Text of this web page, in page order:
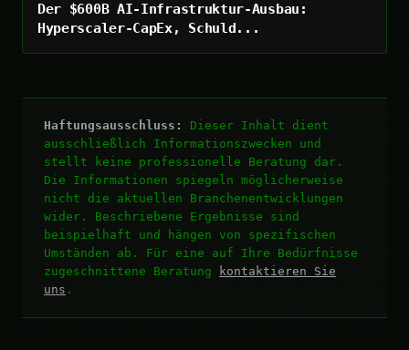
Der $600B AI-Infrastruktur-Ausbau:
Hyperscaler-CapEx, Schuld...
Haftungsausschluss:
Dieser Inhalt dient
ausschließlich Informationszwecken und
stellt keine professionelle Beratung dar.
Die Informationen spiegeln möglicherweise
nicht die aktuellen Branchenentwicklungen
wider. Beschriebene Ergebnisse sind
beispielhaft und hängen von spezifischen
Umständen ab. Für eine auf Ihre Bedürfnisse
zugeschnittene Beratung
kontaktieren Sie
uns .